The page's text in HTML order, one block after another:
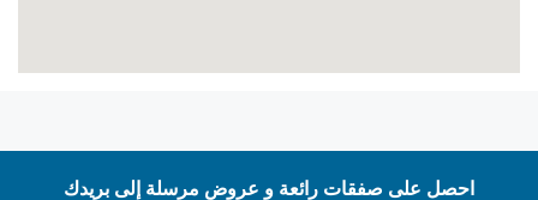
احصل على صفقات رائعة و عروض مرسلة إلى بريدك